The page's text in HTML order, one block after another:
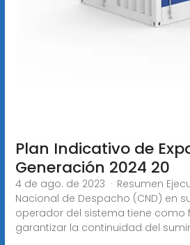
Plan Indicativo de
Generación 2024 20
4 de ago. de 2023 · Resumen
Nacional de Despacho (CND) en
operador del sistema tiene como
garantizar la continuidad del